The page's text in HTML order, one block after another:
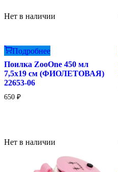
Нет в наличии
Подробнее
Поилка ZooOne 450 мл
7,5х19 см (ФИОЛЕТОВАЯ)
22653-06
650 ₽
Нет в наличии